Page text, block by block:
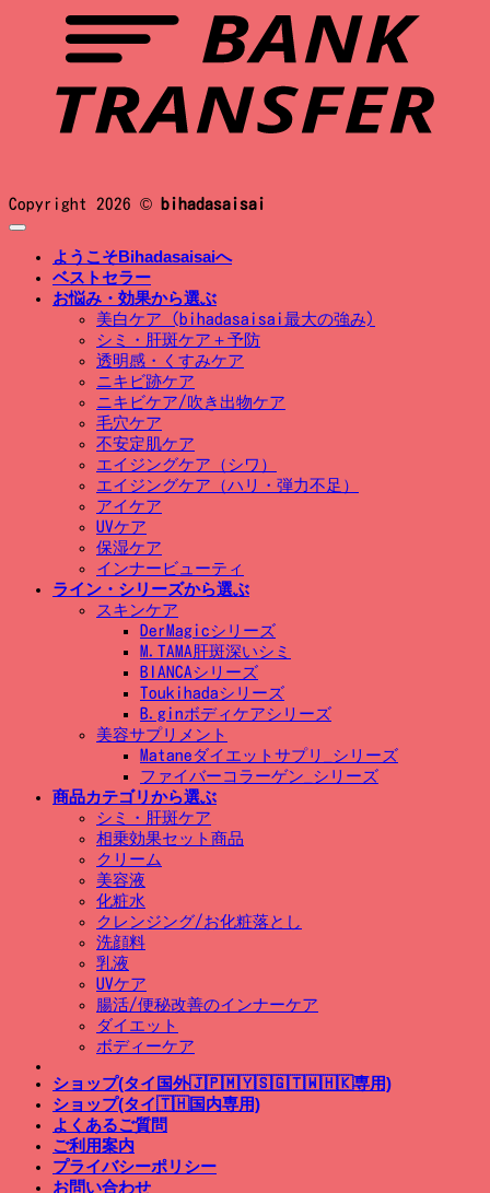
Copyright 2026 © bihadasaisai
ようこそBihadasaisaiへ
ベストセラー
お悩み・効果から選ぶ
美白ケア (bihadasaisai最大の強み)
シミ・肝斑ケア＋予防
透明感・くすみケア
ニキビ跡ケア
ニキビケア/吹き出物ケア
毛穴ケア
不安定肌ケア
エイジングケア（シワ）
エイジングケア（ハリ・弾力不足）
アイケア
UVケア
保湿ケア
インナービューティ
ライン・シリーズから選ぶ
スキンケア
DerMagicシリーズ
M.TAMA肝斑深いシミ
BIANCAシリーズ
Toukihadaシリーズ
B.ginボディケアシリーズ
美容サプリメント
Mataneダイエットサプリ_シリーズ
ファイバーコラーゲン_シリーズ
商品カテゴリから選ぶ
シミ・肝斑ケア
相乗効果セット商品
クリーム
美容液
化粧水
クレンジング/お化粧落とし
洗顔料
乳液
UVケア
腸活/便秘改善のインナーケア
ダイエット
ボディーケア
ショップ(タイ国外🇯🇵🇲🇾🇸🇬🇹🇼🇭🇰専用)
ショップ(タイ🇹🇭国内専用)
よくあるご質問
ご利用案内
プライバシーポリシー
お問い合わせ